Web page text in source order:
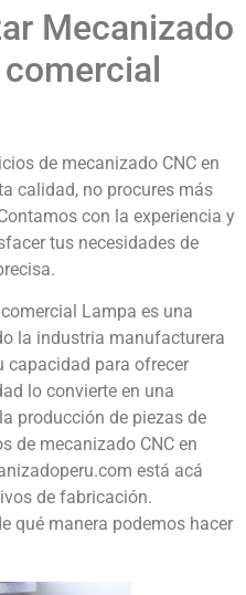
Mecanizado
de mecanizado CNC en
calidad, no procures más
con la experiencia y
tus necesidades de
Lampa es una
la industria manufacturera
capacidad para ofrecer
lo convierte en una
producción de piezas de
de mecanizado CNC en
está acá
de fabricación.
qué manera podemos hacer